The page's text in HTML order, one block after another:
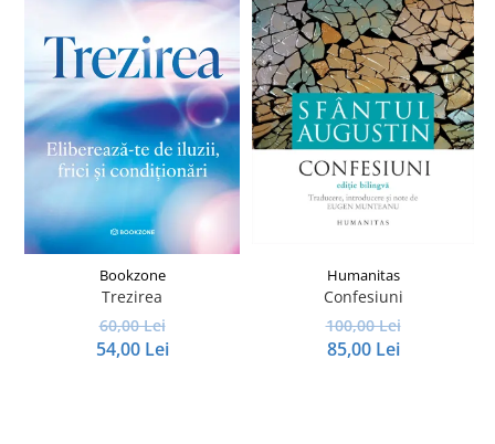
Bookzone
Trezirea
60,00 Lei
54,00 Lei
Humanitas
Confesiuni
100,00 Lei
85,00 Lei